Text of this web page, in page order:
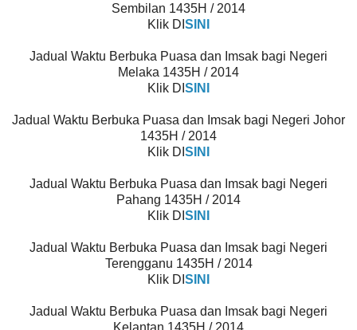
Sembilan 1435H / 2014
Klik DI SINI
Jadual Waktu Berbuka Puasa dan Imsak bagi Negeri
Melaka 1435H / 2014
Klik DI SINI
Jadual Waktu Berbuka Puasa dan Imsak bagi Negeri Johor
1435H / 2014
Klik DI SINI
Jadual Waktu Berbuka Puasa dan Imsak bagi Negeri
Pahang 1435H / 2014
Klik DI SINI
Jadual Waktu Berbuka Puasa dan Imsak bagi Negeri
Terengganu 1435H / 2014
Klik DI SINI
Jadual Waktu Berbuka Puasa dan Imsak bagi Negeri
Kelantan 1435H / 2014